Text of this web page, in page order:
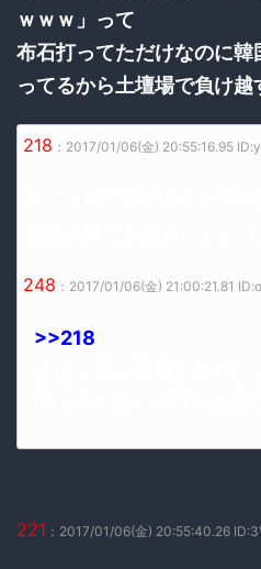
ｗｗｗ」って
布石打ってただけなのに
ってるから土壇場で負け越
218 ：2017/01/06(金) 20:55:16.95
248 ：2017/01/06(金) 21:00:21.81
>>218
221 ：2017/01/06(金) 20:55:40.26